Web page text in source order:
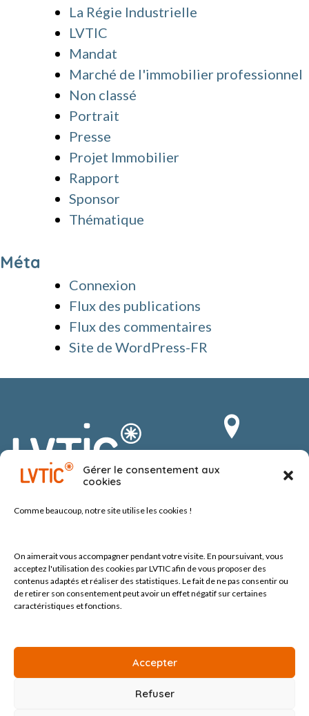
Gérer le consentement aux
cookies
Comme beaucoup, notre siteutilise les cookies !
On aimerait vous accompagner pendant votre visite. En poursuivant, vous
acceptez l'utilisation des cookies par LVTIC afin de vous proposer des
contenus adaptés et réaliser des statistiques. Le fait de ne pas consentir ou
de retirer son consentement peut avoir un effet négatif sur certaines
caractéristiques et fonctions.
Accepter
Refuser
La Régie Industrielle
LVTIC
Mandat
Marché de l'immobilier professionnel
Non classé
Portrait
Presse
Projet Immobilier
Rapport
Sponsor
Thématique
Méta
Connexion
Flux des publications
Flux des commentaires
Site de WordPress-FR
Route du Vergnolet 8
1070 Puidoux-Chexbres
Tel +41 (0) 21 552 60 10 contact@lvtic.ch